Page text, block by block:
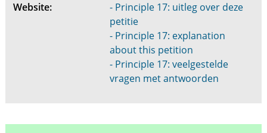
Website:
- Principle 17: uitleg over deze
petitie
- Principle 17: explanation
about this petition
- Principle 17: veelgestelde
vragen met antwoorden